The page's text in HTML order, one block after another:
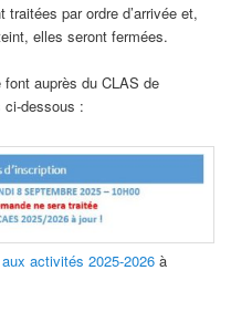
par ordre d’arrivée et,
elles seront fermées.
auprès du CLAS de
ci-dessous :
activités 2025-2026 à